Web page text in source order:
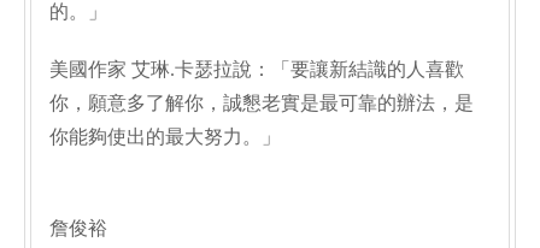
的。」
美國作家 艾琳.卡瑟拉說：「要讓新結識的人喜歡
你，願意多了解你，誠懇老實是最可靠的辦法，是
你能夠使出的最大努力。」
詹俊裕